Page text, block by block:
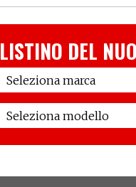
LISTINO DEL